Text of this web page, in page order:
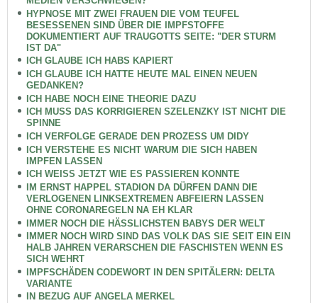
HYPNOSE MIT ZWEI FRAUEN DIE VOM TEUFEL
BESESSENEN SIND ÜBER DIE IMPFSTOFFE
DOKUMENTIERT AUF TRAUGOTTS SEITE: "DER STURM
IST DA"
ICH GLAUBE ICH HABS KAPIERT
ICH GLAUBE ICH HATTE HEUTE MAL EINEN NEUEN
GEDANKEN?
ICH HABE NOCH EINE THEORIE DAZU
ICH MUSS DAS KORRIGIEREN SZELENZKY IST NICHT DIE
SPINNE
ICH VERFOLGE GERADE DEN PROZESS UM DIDY
ICH VERSTEHE ES NICHT WARUM DIE SICH HABEN
IMPFEN LASSEN
ICH WEISS JETZT WIE ES PASSIEREN KONNTE
IM ERNST HAPPEL STADION DA DÜRFEN DANN DIE
VERLOGENEN LINKSEXTREMEN ABFEIERN LASSEN
OHNE CORONAREGELN NA EH KLAR
IMMER NOCH DIE HÄSSLICHSTEN BABYS DER WELT
IMMER NOCH WIRD SIND DAS VOLK DAS SIE SEIT EIN EIN
HALB JAHREN VERARSCHEN DIE FASCHISTEN WENN ES
SICH WEHRT
IMPFSCHÄDEN CODEWORT IN DEN SPITÄLERN: DELTA
VARIANTE
IN BEZUG AUF ANGELA MERKEL